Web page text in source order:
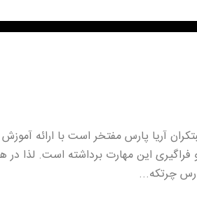
آریا پارس مفتخر است با ارائه
این مهارت برداشته است. لذا در
چرتکه...